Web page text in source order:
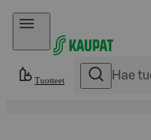
Hyppää sisältöön
Tuotteet